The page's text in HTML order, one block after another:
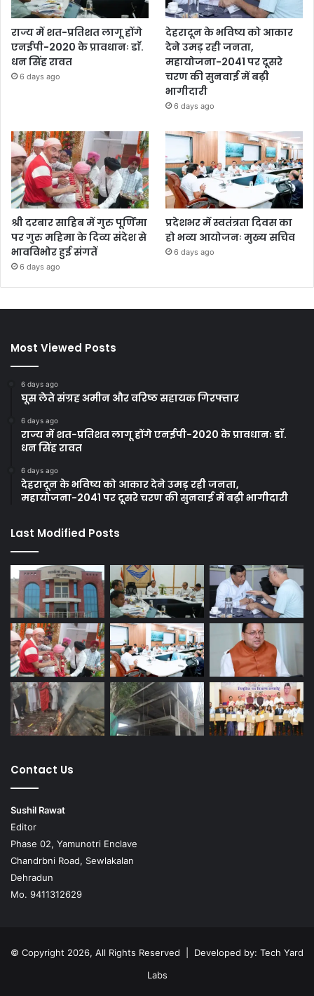
राज्य में शत-प्रतिशत लागू होंगे
एनईपी-2020 के प्रावधानः डाॅ.
धन सिंह रावत
6 days ago
देहरादून के भविष्य को आकार
देने उमड़ रही जनता,
महायोजना-2041 पर दूसरे
चरण की सुनवाई में बढ़ी
भागीदारी
6 days ago
श्री दरबार साहिब में गुरु पूर्णिमा
पर गुरु महिमा के दिव्य संदेश से
भावविभोर हुई संगतें
6 days ago
प्रदेशभर में स्वतंत्रता दिवस का
हो भव्य आयोजनः मुख्य सचिव
6 days ago
Most Viewed Posts
6 days ago
घूस लेते संग्रह अमीन और वरिष्ठ सहायक गिरफ्तार
6 days ago
राज्य में शत-प्रतिशत लागू होंगे एनईपी-2020 के प्रावधानः डाॅ.
धन सिंह रावत
6 days ago
देहरादून के भविष्य को आकार देने उमड़ रही जनता,
महायोजना-2041 पर दूसरे चरण की सुनवाई में बढ़ी भागीदारी
Last Modified Posts
Contact Us
Sushil Rawat
Editor
Phase 02, Yamunotri Enclave
Chandrbni Road, Sewlakalan
Dehradun
Mo. 9411312629
© Copyright 2026, All Rights Reserved | Developed by: Tech Yard
Labs